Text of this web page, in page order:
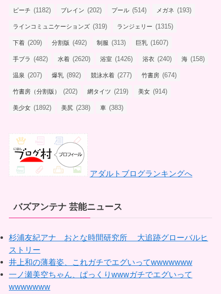
ビーチ (1182) ブレイン (202) プール (514) メガネ (193)
ラインコミュニケーションズ (319) ランジェリー (1315)
下着 (209) 分割版 (492) 制服 (313) 巨乳 (1607)
手ブラ (482) 水着 (2620) 浴室 (1426) 浴衣 (240) 海 (158)
温泉 (207) 爆乳 (892) 競泳水着 (277) 竹書房 (674)
竹書房（分割版） (202) 網タイツ (219) 美女 (914)
美少女 (1892) 美尻 (238) 車 (383)
アダルトブログランキングへ
バズアンテナ 芸能ニュース
杉浦友紀アナ おとな時間研究所 大追跡グローバルヒ
ストリー
井上和の薄着姿、これガチでエグいってwwwwwww
一ノ瀬美空ちゃん、ぱっくりwwwガチでエグいって
wwwwwww